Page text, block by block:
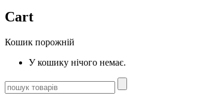
Cart
Кошик порожній
У кошику нічого немає.